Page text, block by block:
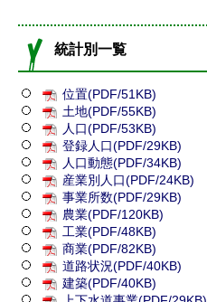
統計別一覧
位置(PDF/51KB)
土地(PDF/55KB)
人口(PDF/53KB)
登録人口(PDF/29KB)
人口動態(PDF/34KB)
産業別人口(PDF/24KB)
事業所数(PDF/29KB)
農業(PDF/120KB)
工業(PDF/48KB)
商業(PDF/82KB)
道路状況(PDF/40KB)
建築(PDF/40KB)